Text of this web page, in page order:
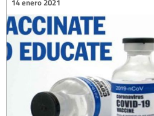
14 enero 2021